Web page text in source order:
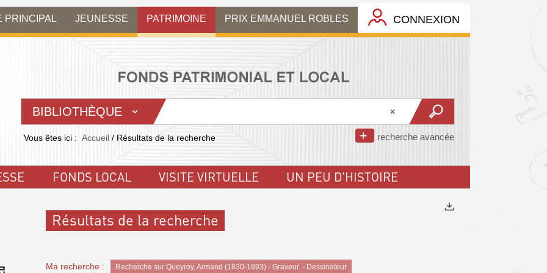
PRINCIPAL JEUNESSE PATRIMOINE PRIX EMMANUEL ROBLES CONNEXION
BIBLIOTHÈQUE
recherche avancée
Vous êtes ici : Accueil / Résultats de la recherche
FONDS LOCAL VISITE VIRTUELLE UN PEU D'HISTOIRE
Résultats de la recherche
Ma recherche : Recherche sur Queyroy, Armand (1830-1893) - Graveur. - Dessinateur